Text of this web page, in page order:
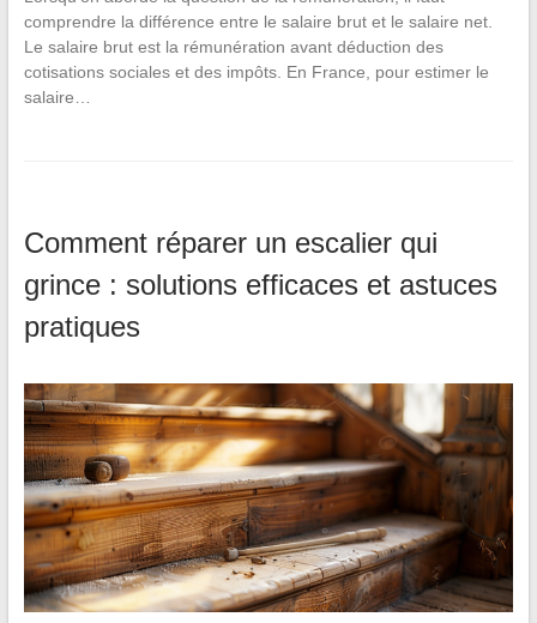
comprendre la différence entre le salaire brut et le salaire net.
Le salaire brut est la rémunération avant déduction des
cotisations sociales et des impôts. En France, pour estimer le
salaire…
Comment réparer un escalier qui
grince : solutions efficaces et astuces
pratiques